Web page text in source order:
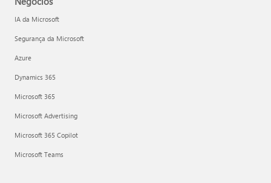
IA da Microsoft
Segurança da Microsoft
Azure
Dynamics 365
Microsoft 365
Microsoft Advertising
Microsoft 365 Copilot
Microsoft Teams